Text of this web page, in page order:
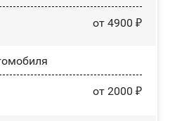
от 4900 ₽
от 2000 ₽